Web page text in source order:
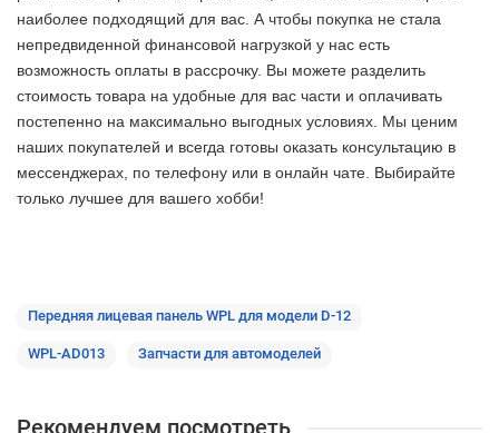
наиболее подходящий для вас. А чтобы покупка не стала
непредвиденной финансовой нагрузкой у нас есть
возможность оплаты в рассрочку. Вы можете разделить
стоимость товара на удобные для вас части и оплачивать
постепенно на максимально выгодных условиях. Мы ценим
наших покупателей и всегда готовы оказать консультацию в
мессенджерах, по телефону или в онлайн чате. Выбирайте
только лучшее для вашего хобби!
Передняя лицевая панель WPL для модели D-12
WPL-AD013 Запчасти для автомоделей